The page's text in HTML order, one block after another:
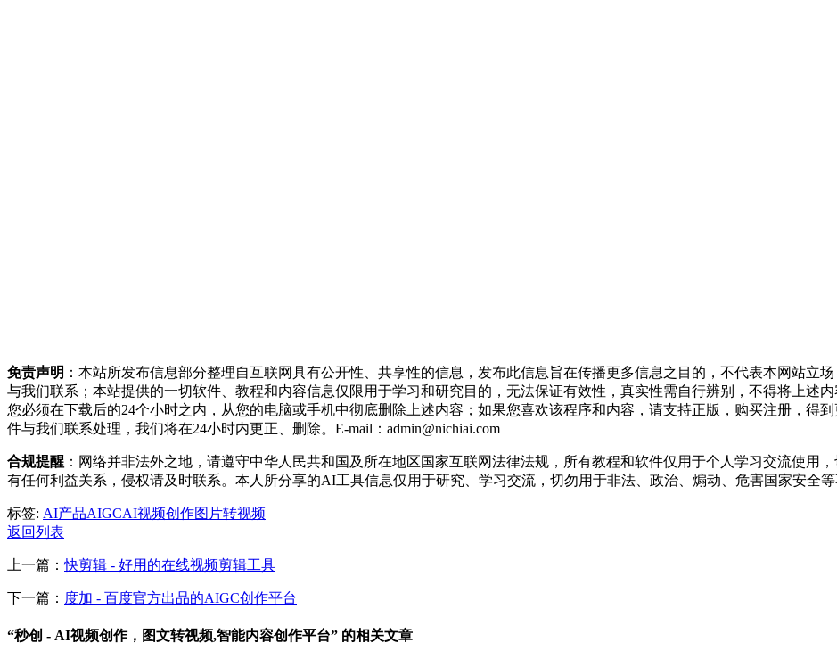
免责声明 ：本站所发布信息部分整理自互联网具有公开性、共享性的信息，发布此信息旨在传播更多信息之目的，不代表本网站立
与我们联系；本站提供的一切软件、教程和内容信息仅限用于学习和研究目的，无法保证有效性，真实性需自行辨别，不得将上述
您必须在下载后的24个小时之内，从您的电脑或手机中彻底删除上述内容；如果您喜欢该程序和内容，请支持正版，购买注册，得
件与我们联系处理，我们将在24小时内更正、删除。E-mail：admin@nichiai.com
合规提醒 ：网络并非法外之地，请遵守中华人民共和国及所在地区国家互联网法律法规，所有教程和软件仅用于个人学习交流使用
有任何利益关系，侵权请及时联系。本人所分享的AI工具信息仅用于研究、学习交流，切勿用于非法、政治、煽动、危害国家安全
标签: AI产品AIGCAI视频创作图片转视频
返回列表
上一篇：快剪辑 - 好用的在线视频剪辑工具
下一篇： 度加 - 百度官方出品的AIGC创作平台
“秒创 - AI视频创作，图文转视频,智能内容创作平台” 的相关文章